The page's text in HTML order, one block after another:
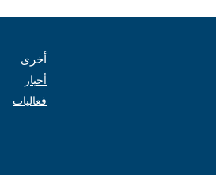
أخرى
أخبار
فعاليات